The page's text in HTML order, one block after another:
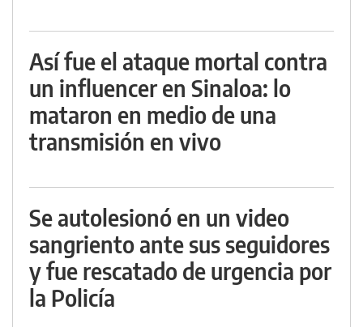
Así fue el ataque mortal contra
un influencer en Sinaloa: lo
mataron en medio de una
transmisión en vivo
Se autolesionó en un video
sangriento ante sus seguidores
y fue rescatado de urgencia por
la Policía